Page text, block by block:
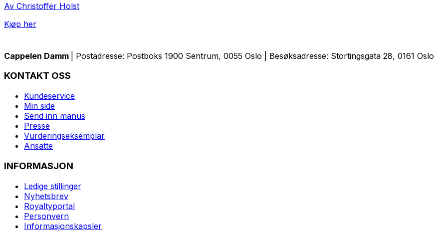
Av Christoffer Holst
Kjøp her
Cappelen Damm | Postadresse: Postboks 1900 Sentrum, 0055 Oslo | Besøksadresse: Stortingsgata 28, 0161 Oslo
KONTAKT OSS
Kundeservice
Min side
Send inn manus
Presse
Vurderingseksemplar
Ansatte
INFORMASJON
Ledige stillinger
Nyhetsbrev
Royaltyportal
Personvern
Informasjonskapsler